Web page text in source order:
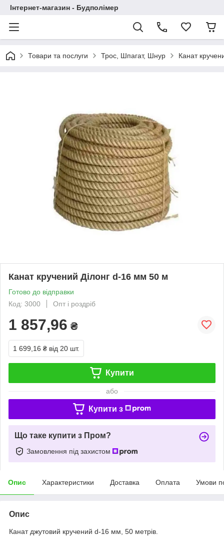
Інтернет-магазин - Будполімер
Товари та послуги Трос, Шпагат, Шнур Канат
Канат кручений Ділонг d-16 мм 50 м
Готово до відправки
Код: 3000
Опт і роздріб
1 857,96 ₴
1 699,16 ₴ від 20 шт.
Купити
або
Купити з
Що таке купити з Пром?
Замовлення під захистом
Опис Характеристики Доставка Оплата Умови
Опис
Канат джутовий кручений d-16 мм, 50 метрів.